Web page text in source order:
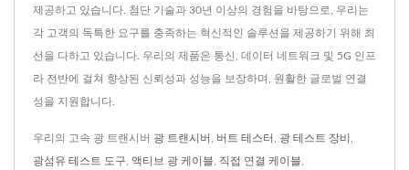
제공하고 있습니다. 첨단 기술과 30년 이상의 경험을 바탕으로, 우리는
각 고객의 독특한 요구를 충족하는 혁신적인 솔루션을 제공하기 위해 최
선을 다하고 있습니다. 우리의 제품은 통신, 데이터 네트워크 및 5G 인프
라 전반에 걸쳐 향상된 신뢰성과 성능을 보장하며, 원활한 글로벌 연결
성을 지원합니다.
우리의 고속 광 트랜시버 광 트랜시버 버트 테스터 광 테스트 장비
광섬유 테스트 도구 액티브 광 케이블 직접 연결 케이블